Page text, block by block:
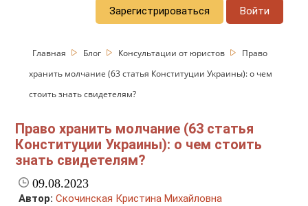
Зарегистрироваться Войти
Главная Блог Консультации от юристов
Право
хранить молчание (63 статья Конституции Украины): о чем
стоить знать свидетелям?
Право хранить молчание (63 статья
Конституции Украины): о чем стоить
знать свидетелям?
09.08.2023
Автор: Скочинская Кристина Михайловна